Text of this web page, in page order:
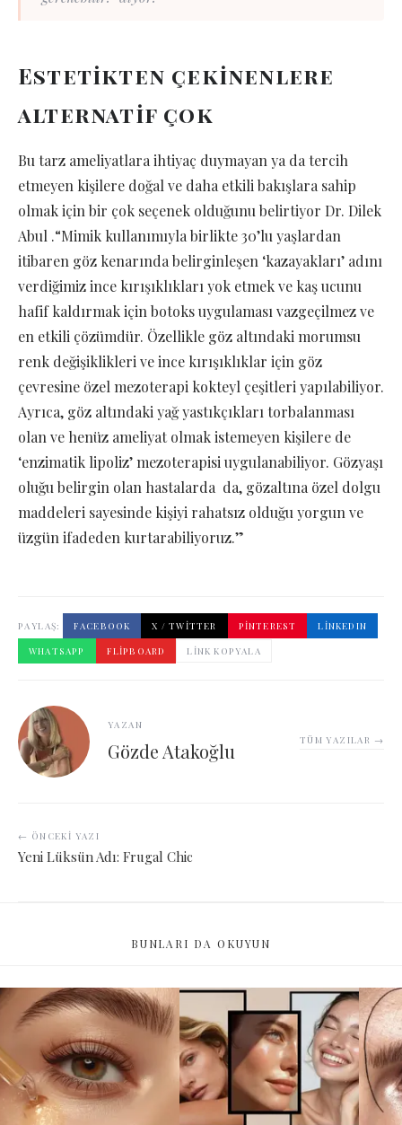
Estetikten çekinenlere
alternatif çok
Bu tarz ameliyatlara ihtiyaç duymayan ya da tercih
etmeyen kişilere doğal ve daha etkili bakışlara sahip
olmak için bir çok seçenek olduğunu belirtiyor Dr. Dilek
Abul .“Mimik kullanımıyla birlikte 30’lu yaşlardan
itibaren göz kenarında belirginleşen ‘kazayakları’ adını
verdiğimiz ince kırışıklıkları yok etmek ve kaş ucunu
hafif kaldırmak için botoks uygulaması vazgeçilmez ve
en etkili çözümdür. Özellikle göz altındaki morumsu
renk değişiklikleri ve ince kırışıklıklar için göz
çevresine özel mezoterapi kokteyl çeşitleri yapılabiliyor.
Ayrıca, göz altındaki yağ yastıkçıkları torbalanması
olan ve henüz ameliyat olmak istemeyen kişilere de
‘enzimatik lipoliz’ mezoterapisi uygulanabiliyor. Gözyaşı
oluğu belirgin olan hastalarda da, gözaltına özel dolgu
maddeleri sayesinde kişiyi rahatsız olduğu yorgun ve
üzgün ifadeden kurtarabiliyoruz.”
PAYLAŞ: FACEBOOK X / TWITTER PINTEREST
LINKEDIN
WHATSAPP
FLIPBOARD LINK KOPYALA
YAZAN
Gözde Atakoğlu TÜM YAZILAR →
← ÖNCEKI YAZI
Yeni Lüksün Adı: Frugal Chic
BUNLARI DA OKUYUN